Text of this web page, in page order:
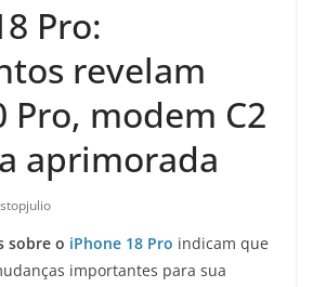
Pro:
revelam
Pro, modem C2
aprimorada
sobre o iPhone 18 Pro indicam que
importantes para sua